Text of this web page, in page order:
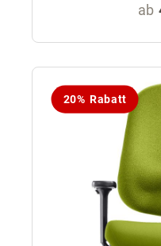
ab
20% Rabatt